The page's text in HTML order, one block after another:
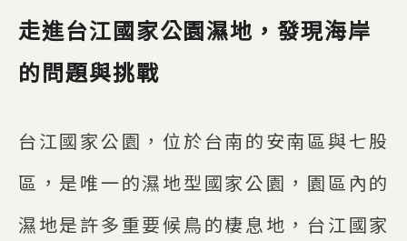
走進台江國家公園濕地，發現海岸
的問題與挑戰
台江國家公園，位於台南的安南區與七股
區，是唯一的濕地型國家公園，園區內的
濕地是許多重要候鳥的棲息地，台江國家